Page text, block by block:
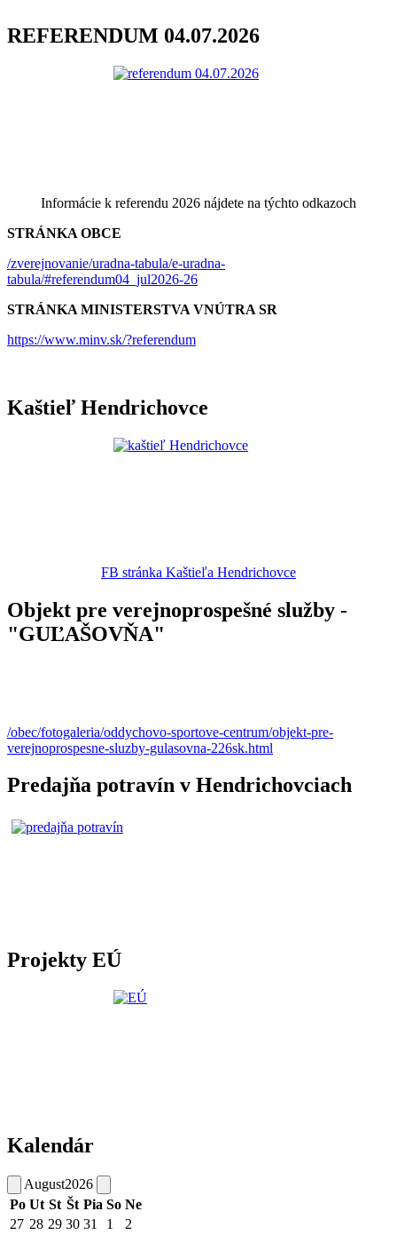
REFERENDUM 04.07.2026
Informácie k referendu 2026 nájdete na týchto odkazoch
STRÁNKA OBCE
/zverejnovanie/uradna-tabula/e-uradna-
tabula/#referendum04_jul2026-26
STRÁNKA MINISTERSTVA VNÚTRA SR
https://www.minv.sk/?referendum
Kaštieľ Hendrichovce
FB stránka Kaštieľa Hendrichovce
Objekt pre verejnoprospešné služby -
"GUĽAŠOVŇA"
/obec/fotogaleria/oddychovo-sportove-centrum/objekt-pre-
verejnoprospesne-sluzby-gulasovna-226sk.html
Predajňa potravín v Hendrichovciach
Projekty EÚ
Kalendár
August2026
Po Ut St Št Pia So Ne
27 28 29 30 31 1
2